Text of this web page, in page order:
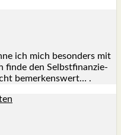
ich mich beson­ders mit
fin­de den Selbst­fi­nan­zie­
bemer­kens­wert… .